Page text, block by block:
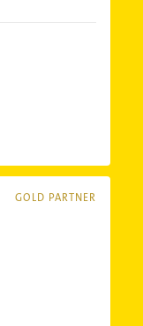
GOLD PARTNER